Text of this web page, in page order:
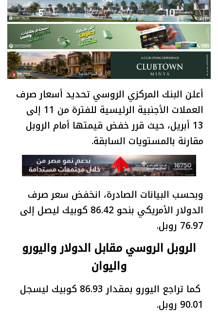
أعلن البنك المركزي الروسي تحديد أسعار صرف
العملات الأجنبية الرئيسية للفترة من 11 إلى
13 أبريل، حيث قرر خفض قيمتها أمام الروبل
مقارنة بالمستويات السابقة.
وبحسب البيانات الصادرة، انخفض سعر صرف
الدولار الأمريكي بنحو 86.42 كوبيك ليصل إلى
76.97 روبل.
الروبل الروسي مقابل الدولار واليورو
واليوان
كما تراجع اليورو بمقدار 86.93 كوبيك ليسجل
90.01 روبل.